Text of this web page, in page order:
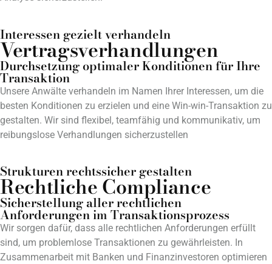
Interessen gezielt verhandeln
Vertragsverhandlungen
Durchsetzung optimaler Konditionen für Ihre
Transaktion
Unsere Anwälte verhandeln im Namen Ihrer Interessen, um die
besten Konditionen zu erzielen und eine Win-win-Transaktion zu
gestalten. Wir sind flexibel, teamfähig und kommunikativ, um
reibungslose Verhandlungen sicherzustellen
Strukturen rechtssicher gestalten
Rechtliche Compliance
Sicherstellung aller rechtlichen
Anforderungen im Transaktionsprozess
Wir sorgen dafür, dass alle rechtlichen Anforderungen erfüllt
sind, um problemlose Transaktionen zu gewährleisten. In
Zusammenarbeit mit Banken und Finanzinvestoren optimieren